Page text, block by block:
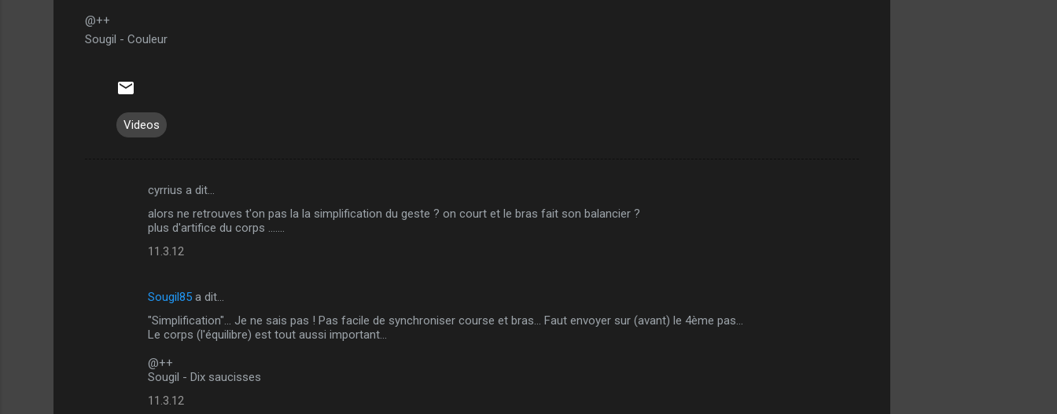
@++
Sougil - Couleur
Videos
cyrrius a dit…
alors ne retrouves t'on pas la la simplification du geste ? on court et le bras fait son balancier ?
plus d'artifice du corps .......
11.3.12
Sougil85 a dit…
"Simplification"... Je ne sais pas ! Pas facile de synchroniser course et bras... Faut envoyer sur (avant) le 4ème pas...
Le corps (l'équilibre) est tout aussi important...
@++
Sougil - Dix saucisses
11.3.12